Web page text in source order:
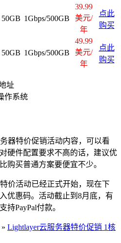
50GB 1Gbps/500GB
39.99
美元/
年
点此
购买
50GB 1Gbps/500GB
49.99
美元/
年
点此
购买
址
作系统
器特价促销活动内容，可以看
硬件配置要求不高的话，建议优
购买普通方案要便宜不少。
价活动已经正式开始，现在下
优惠码。活动截止到8月底，有
持PayPal付款。
» Lightlayer云服务器特价促销 1核